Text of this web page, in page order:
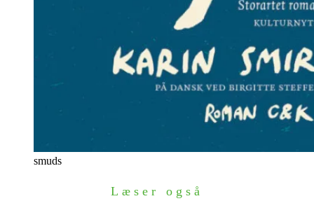
smuds
Læser også